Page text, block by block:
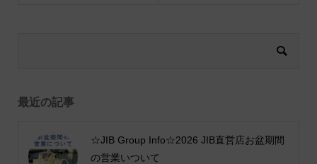
最近の記事
☆JIB Group Info☆2026 JIB直営店お盆期間
の営業いついて